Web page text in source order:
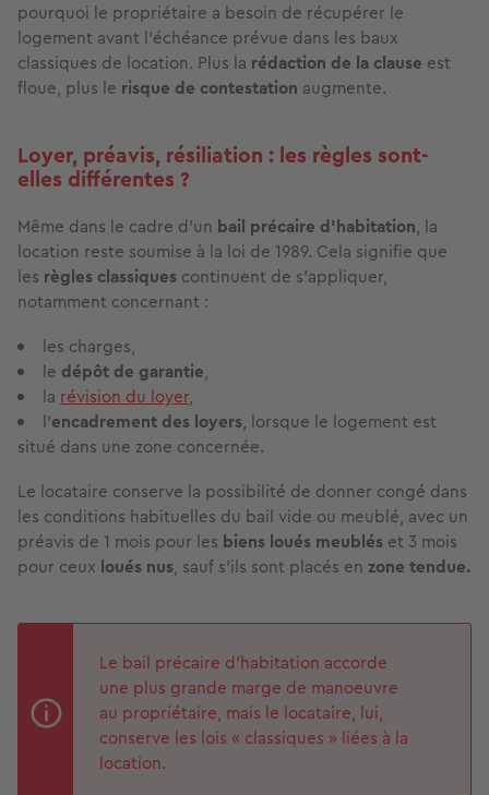
pourquoi le propriétaire a besoin de récupérer le
logement avant l’échéance prévue dans les baux
classiques de location. Plus la rédaction de la clause est
floue, plus le risque de contestation augmente.
Loyer, préavis, résiliation : les règles sont-
elles différentes ?
Même dans le cadre d'un bail précaire d’habitation, la
location reste soumise à la loi de 1989. Cela signifie que
les règles classiques continuent de s’appliquer,
notamment concernant :
les charges,
le dépôt de garantie,
la révision du loyer,
l’encadrement des loyers, lorsque le logement est
situé dans une zone concernée.
Le locataire conserve la possibilité de donner congé dans
les conditions habituelles du bail vide ou meublé, avec un
préavis de 1 mois pour les biens loués meublés et 3 mois
pour ceux loués nus, sauf s'ils sont placés en zone tendue.
Le bail précaire d'habitation accorde
une plus grande marge de manoeuvre
au propriétaire, mais le locataire, lui,
conserve les lois « classiques » liées à la
location.